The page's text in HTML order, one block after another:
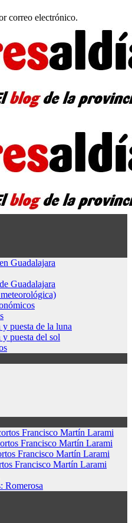
correo electrónico.
Guadalajara
Guadalajara
puesta de la luna
puesta del sol
Francisco Martín Larami
Francisco Martín Larami
Francisco Martín Larami
Francisco Martín Larami
Romerosa